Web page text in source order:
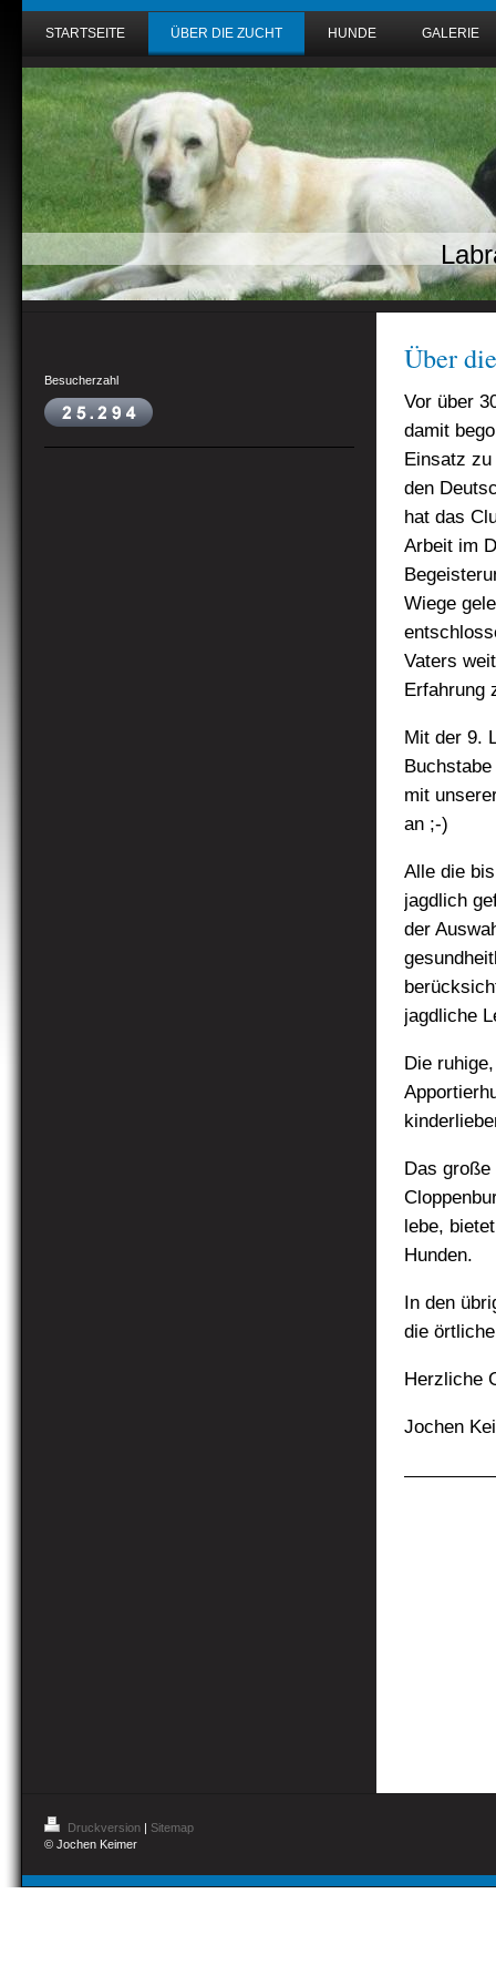
STARTSEITE ÜBER DIE ZUCHT HUNDE GALERIE
Besucherzahl
Über
Vor über
damit
Einsatz
den
hat das
Arbeit im
Wiege
Vaters
Erfahrung
Mit der 9.
mit
an ;-)
Alle die
jagdlich
der
jagdliche
Die
Das
lebe,
Hunden.
In den
die
Herzliche
Jochen
Druckversion | Sitemap
© Jochen Keimer